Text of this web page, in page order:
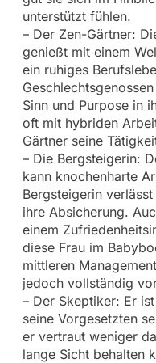
unterstützt fühlen.
– Der Zen-Gärtner:
genießt mit einem
ein ruhiges
Sinn und Purpose in
oft mit hybriden
Gärtner seine
– Die Bergsteigerin:
kann knochenharte
Bergsteigerin
ihre Absicherung.
einem
diese Frau im
mittleren
jedoch vollständig
– Der Skeptiker: Er
seine Vorgesetzten
er vertraut weniger
lange Sicht behalten